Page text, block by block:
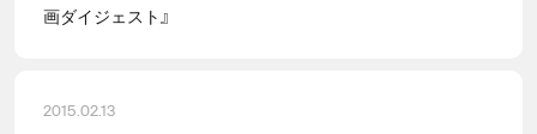
画ダイジェスト』
2015.02.13